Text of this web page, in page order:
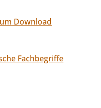
Download
Fachbegriffe